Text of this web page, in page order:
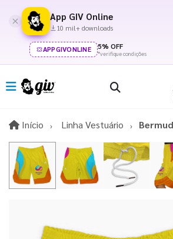
App GIV Online
10 mil+ downloads
APPGIVONLINE 5% OFF
*verifique condições
Início InícioLinha Vestuário